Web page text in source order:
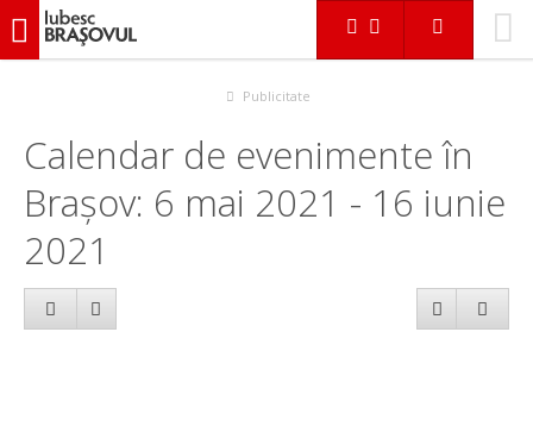
iubescbraşovul.ro
Publicitate
Calendar de evenimente în
Brașov: 6 mai 2021 - 16 iunie
2021